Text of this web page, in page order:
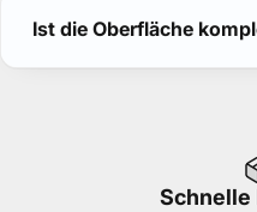
Ist die Oberfläche
Schnelle